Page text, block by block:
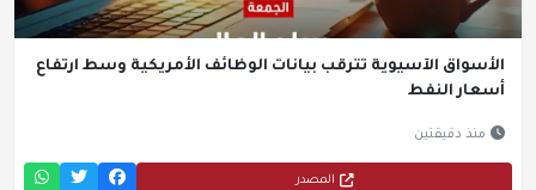
الأسواق الآسيوية تترقب بيانات الوظائف الأمريكية وسط ارتفاع
أسعار النفط
منذ دقيقتين
المصدر